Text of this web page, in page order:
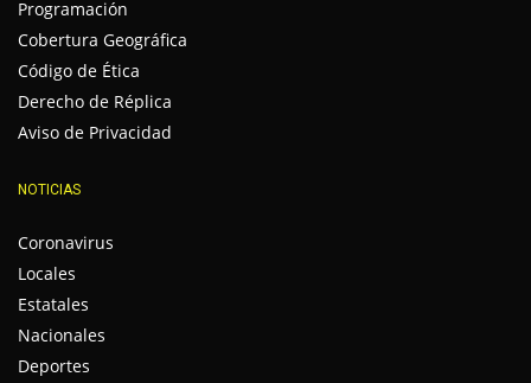
Programación
Cobertura Geográfica
Código de Ética
Derecho de Réplica
Aviso de Privacidad
NOTICIAS
Coronavirus
Locales
Estatales
Nacionales
Deportes